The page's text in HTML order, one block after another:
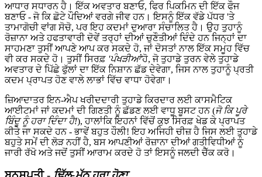
ਆਧਾਰ ਸਧਾਰਨ ਹੈ। ਇੱਕ ਅਵਤਾਰ ਬਣਾਓ, ਫਿਰ ਪਿਕਮਿਨ ਦੀ ਇੱਕ ਫੌਜ
ਬਣਾਓ - ਜੋ ਕਿ ਛੋਟੇ ਪੌਦਿਆਂ ਵਰਗੇ ਜੀਵ ਹਨ। ਇਸਨੂੰ ਇੱਕ ਵੱਡੇ ਪੱਧਰ 'ਤੇ
ਤਾਮਾਗੋਚੀ ਵਾਂਗ ਸੋਚੋ, ਪਰ ਇਹ ਕਦਮਾਂ ਦੁਆਰਾ ਸੰਚਾਲਿਤ ਹੈ। ਉਹ ਤੁਹਾਨੂੰ
ਰੋਜ਼ਾਨਾ ਅਤੇ ਹਫਤਾਵਾਰੀ ਦੋਵੇਂ ਤਰ੍ਹਾਂ ਦੀਆਂ ਚੁਣੌਤੀਆਂ ਦਿੰਦੇ ਹਨ ਜਿਨ੍ਹਾਂ ਦਾ
ਸਾਹਮਣਾ ਤੁਸੀਂ ਆਪਣੇ ਆਪ ਕਰ ਸਕਦੇ ਹੋ, ਜਾਂ ਦੋਸਤਾਂ ਨਾਲ ਇੱਕ ਸਮੂਹ ਵਿੱਚ
ਵੀ ਕਰ ਸਕਦੇ ਹੋ। ਤੁਸੀਂ ਸਿਰਫ਼ 'ਪੰਖੜੀਆਂ'ਹੋ, ਜੋ ਤੁਹਾਡੇ ਤੁਰਨ ਵੇਲੇ ਤੁਹਾਡੇ
ਅਵਤਾਰ ਦੇ ਪਿੱਛੇ ਫੁੱਲਾਂ ਦਾ ਇੱਕ ਨਿਸ਼ਾਨ ਛੱਡ ਦੇਵੇਗਾ, ਜਿਸ ਨਾਲ ਤੁਹਾਨੂੰ ਪ੍ਰਤੀ
ਕਦਮ ਪ੍ਰਾਪਤ ਹੋਣ ਵਾਲੇ ਲਾਭਾਂ ਵਿੱਚ ਵਾਧਾ ਹੋਵੇਗਾ।
ਜ਼ਿਆਦਾਤਰ ਇਨ-ਐਪ ਖਰੀਦਦਾਰੀ ਤੁਹਾਡੇ ਕਿਰਦਾਰ ਲਈ ਕਾਸਮੈਟਿਕ
ਆਈਟਮਾਂ ਜਾਂ ਕਦਮਾਂ ਦੀ ਗਿਣਤੀ ਨੂੰ ਛੱਡਣ ਲਈ ਵਾਧੂ ਬੂਸਟ ਹਨ (ਜੋ ਕਿ ਪੂਰੇ
ਬਿੰਦੂ ਨੂੰ ਹਰਾ ਦਿੰਦਾ ਹੈ!), ਹਾਲਾਂਕਿ ਇਹਨਾਂ ਵਿੱਚੋਂ ਕੁਝ ਸਿਰਫ਼ ਖੇਡ ਕੇ ਪ੍ਰਾਪਤ
ਕੀਤੇ ਜਾ ਸਕਦੇ ਹਨ - ਭਾਵੇਂ ਬਹੁਤ ਹੌਲੀ! ਇਹ ਅਜਿਹੀ ਚੀਜ਼ ਹੈ ਜਿਸ ਲਈ ਤੁਹਾਡੇ
ਬਹੁਤੇ ਸਮੇਂ ਦੀ ਲੋੜ ਨਹੀਂ ਹੈ, ਬਸ ਆਪਣੀਆਂ ਰੋਜ਼ਾਨਾ ਦੀਆਂ ਗਤੀਵਿਧੀਆਂ ਨੂੰ
ਜਾਰੀ ਰੱਖੋ ਅਤੇ ਜਦੋਂ ਤੁਸੀਂ ਆਰਾਮ ਕਰਦੇ ਹੋ ਤਾਂ ਇਸਨੂੰ ਜਲਦੀ ਚੈੱਕ ਕਰੋ।